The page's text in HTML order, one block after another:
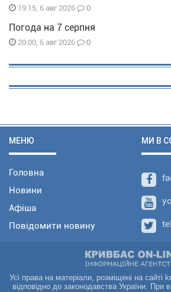
19:15, 6 авг 2026 0
Погода на 7 серпня
20:00, 6 авг 2026 0
МЕНЮ
Головна
Новини
Афіша
Повідомити новину
МИ В
Усі права на матеріали, розміщені на сайті
відповідно до законодавства України. При